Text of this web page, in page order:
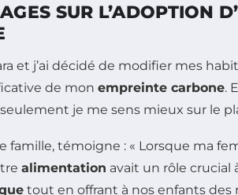
SUR L’ADOPTION
et j’ai décidé de modifier mes
de mon empreinte carbone.
je me sens mieux sur le
famille, témoigne : « Lorsque ma
alimentation avait un rôle crucial
tout en offrant à nos enfants des